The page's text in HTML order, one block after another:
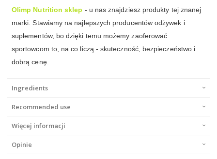
Olimp Nutrition sklep - u nas znajdziesz produkty tej znanej
marki. Stawiamy na najlepszych producentów odżywek i
suplementów, bo dzięki temu możemy zaoferować
sportowcom to, na co liczą - skuteczność, bezpieczeństwo i
dobrą cenę.
Ingredients
Recommended use
Więcej informacji
Opinie